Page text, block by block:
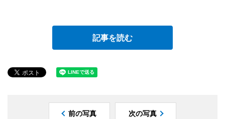
記事を読む
前の写真 次の写真